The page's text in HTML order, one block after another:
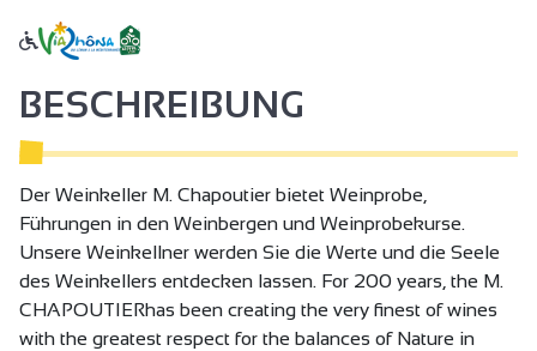
BESCHREIBUNG
Der Weinkeller M. Chapoutier bietet Weinprobe,
Führungen in den Weinbergen und Weinprobekurse.
Unsere Weinkellner werden Sie die Werte und die Seele
des Weinkellers entdecken lassen. For 200 years, the M.
CHAPOUTIERhas been creating the very finest of wines
with the greatest respect for the balances of Nature in